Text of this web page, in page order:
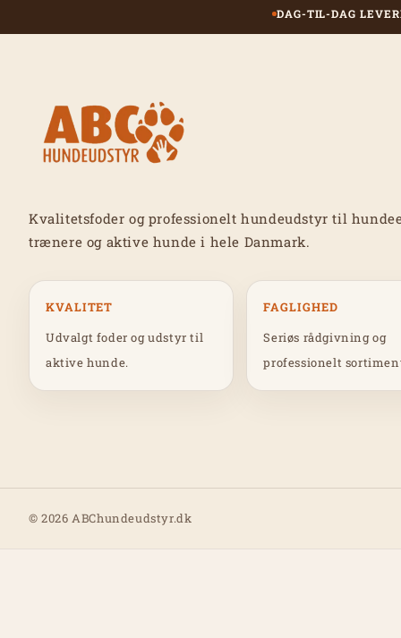
DAG-TIL-DAG
Kvalitetsfoder og professionelt hundeudstyr til
trænere og aktive hunde i hele Danmark.
KVALITET
Udvalgt foder og udstyr til
aktive hunde.
FAGLIGHED
Seriøs rådgivning og
professionelt
© 2026 ABChundeudstyr.dk